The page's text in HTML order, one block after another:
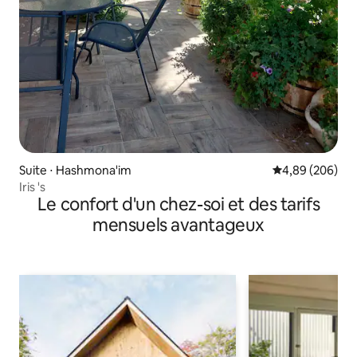
Suite ⋅ Hashmona'im Évaluation
4,89 (206)
Iris 's
Le confort d'un chez-soi et des tarifs
mensuels avantageux